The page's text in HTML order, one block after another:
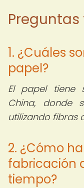
1. ¿Cuáles
papel?
El papel tiene
China, donde
utilizando fibras
2. ¿Cómo
fabricación
tiempo?